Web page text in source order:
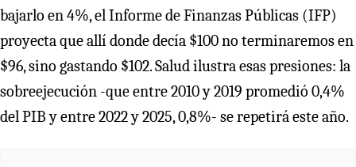
bajarlo en 4%, el Informe de Finanzas Públicas (IFP)
proyecta que allí donde decía $100 no terminaremos en
$96, sino gastando $102. Salud ilustra esas presiones: la
sobreejecución -que entre 2010 y 2019 promedió 0,4%
del PIB y entre 2022 y 2025, 0,8%- se repetirá este año.